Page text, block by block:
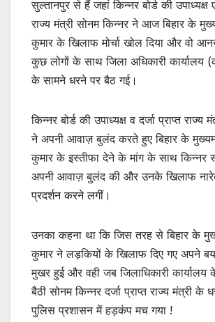
सुल्तानपुर से हैं जहां किन्नर बोर्ड की उपाध्यक्ष
राज्य मंत्री सोनम किन्नर ने आज बिहार के
कुमार के खिलाफ मोर्चा खोल दिया और वो
कुछ लोगों के साथ जिला अधिकारी कार्यालय
के सामने धरने पर बैठ गई।
किन्नर बोर्ड की उपाध्यक्ष व दर्जा प्राप्त राज्य
ने अपनी आवाज़ बुलंद करते हुए बिहार के
कुमार के इस्तीफा देने के मांग के साथ किन्नर
अपनी आवाज़ बुलंद की और उनके खिलाफ
प्रदर्शन करने लगीं।
उनका कहना था कि जिस तरह से बिहार के
कुमार ने लड़कियों के खिलाफ दिए गए अपने
मुखर हुई और वही जब जिलाधिकारी
बैठी सोनम किन्नर दर्जा प्राप्त राज्य मंत्री
पुलिस प्रशासन में हड़कंप मच गया !